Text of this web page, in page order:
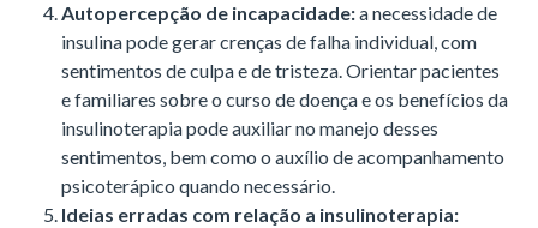
Autopercepção de incapacidade:a necessidade de
insulina pode gerar crenças de falha individual, com
sentimentos de culpa e de tristeza. Orientar pacientes
e familiares sobre o curso de doença e os benefícios da
insulinoterapia pode auxiliar no manejo desses
sentimentos, bem como o auxílio de acompanhamento
psicoterápico quando necessário.
Ideias erradas com relação a insulinoterapia: